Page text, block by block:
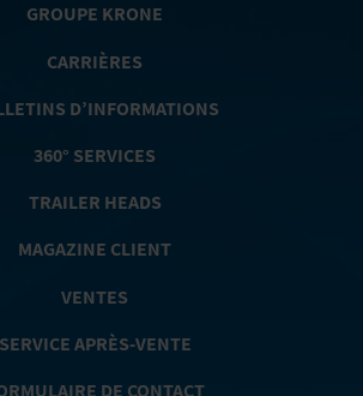
GROUPE KRONE
CARRIÈRES
D’INFORMATIONS
360° SERVICES
TRAILER HEADS
MAGAZINE CLIENT
VENTES
SERVICE APRÈS-VENTE
DE CONTACT